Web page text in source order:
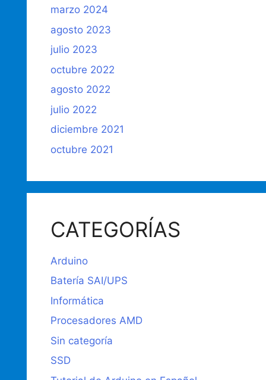
marzo 2024
agosto 2023
julio 2023
octubre 2022
agosto 2022
julio 2022
diciembre 2021
octubre 2021
CATEGORÍAS
Arduino
Batería SAI/UPS
Informática
Procesadores AMD
Sin categoría
SSD